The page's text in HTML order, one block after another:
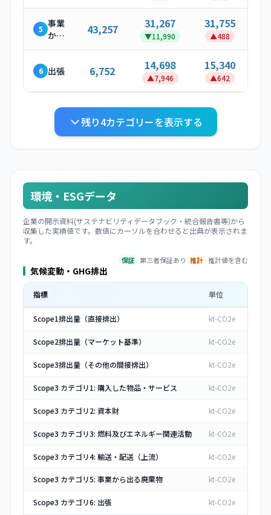
エネ
ルギ
ー関
連活
動
5 事業
から
発生
廃棄
43,257 31,267
▼11,990
31,755
▲488
6 出張 6,752 14,698
▲7,946
15,340
▲642
残り4カテゴリーを表示する
環境・ESGデータ
企業の開示資料(サステナビリティデータブック・統合報告書等)から
収集した実績値です。数値にカーソルを合わせると出典が表示されま
す。
保証 第三者保証あり 推計 推計値を含む
気候変動・GHG排出
指標 単位
Scope1排出量（直接排出） kt-CO2e
Scope2排出量（マーケット基準） kt-CO2e
Scope3排出量（その他の間接排出） kt-CO2e
Scope3 カテゴリ1: 購入した物品・サービス kt-CO2e
Scope3 カテゴリ2: 資本財 kt-CO2e
Scope3 カテゴリ3: 燃料及びエネルギー関連活動 kt-CO2e
Scope3 カテゴリ4: 輸送・配送（上流） kt-CO2e
Scope3 カテゴリ5: 事業から出る廃棄物 kt-CO2e
Scope3 カテゴリ6: 出張 kt-CO2e